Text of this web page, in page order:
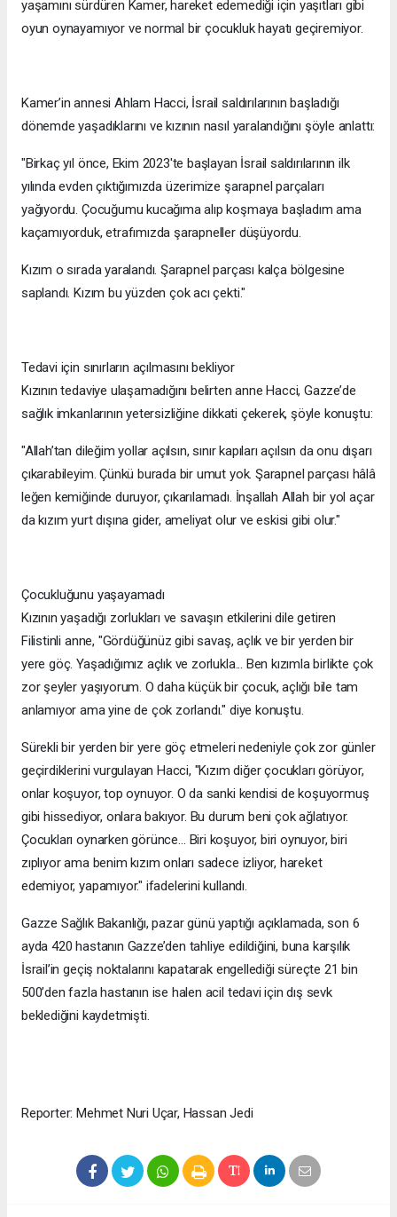
yaşamını sürdüren Kamer, hareket edemediği için yaşıtları gibi
oyun oynayamıyor ve normal bir çocukluk hayatı geçiremiyor.
Kamer’in annesi Ahlam Hacci, İsrail saldırılarının başladığı
dönemde yaşadıklarını ve kızının nasıl yaralandığını şöyle anlattı:
"Birkaç yıl önce, Ekim 2023'te başlayan İsrail saldırılarının ilk
yılında evden çıktığımızda üzerimize şarapnel parçaları
yağıyordu. Çocuğumu kucağıma alıp koşmaya başladım ama
kaçamıyorduk, etrafımızda şarapneller düşüyordu.
Kızım o sırada yaralandı. Şarapnel parçası kalça bölgesine
saplandı. Kızım bu yüzden çok acı çekti."
Tedavi için sınırların açılmasını bekliyor
Kızının tedaviye ulaşamadığını belirten anne Hacci, Gazze’de
sağlık imkanlarının yetersizliğine dikkati çekerek, şöyle konuştu:
"Allah’tan dileğim yollar açılsın, sınır kapıları açılsın da onu dışarı
çıkarabileyim. Çünkü burada bir umut yok. Şarapnel parçası hâlâ
leğen kemiğinde duruyor, çıkarılamadı. İnşallah Allah bir yol açar
da kızım yurt dışına gider, ameliyat olur ve eskisi gibi olur."
Çocukluğunu yaşayamadı
Kızının yaşadığı zorlukları ve savaşın etkilerini dile getiren
Filistinli anne, "Gördüğünüz gibi savaş, açlık ve bir yerden bir
yere göç. Yaşadığımız açlık ve zorlukla... Ben kızımla birlikte çok
zor şeyler yaşıyorum. O daha küçük bir çocuk, açlığı bile tam
anlamıyor ama yine de çok zorlandı." diye konuştu.
Sürekli bir yerden bir yere göç etmeleri nedeniyle çok zor günler
geçirdiklerini vurgulayan Hacci, "Kızım diğer çocukları görüyor,
onlar koşuyor, top oynuyor. O da sanki kendisi de koşuyormuş
gibi hissediyor, onlara bakıyor. Bu durum beni çok ağlatıyor.
Çocukları oynarken görünce… Biri koşuyor, biri oynuyor, biri
zıplıyor ama benim kızım onları sadece izliyor, hareket
edemiyor, yapamıyor." ifadelerini kullandı.
Gazze Sağlık Bakanlığı, pazar günü yaptığı açıklamada, son 6
ayda 420 hastanın Gazze’den tahliye edildiğini, buna karşılık
İsrail’in geçiş noktalarını kapatarak engellediği süreçte 21 bin
500’den fazla hastanın ise halen acil tedavi için dış sevk
beklediğini kaydetmişti.
Reporter: Mehmet Nuri Uçar, Hassan Jedi